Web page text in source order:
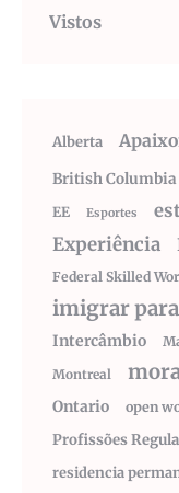
Vistos
Alberta
British Columbia
EE
Esportes
Experiência
Federal Skilled
imigrar para
Intercâmbio
Montreal
Ontario open
Profissões
residencia